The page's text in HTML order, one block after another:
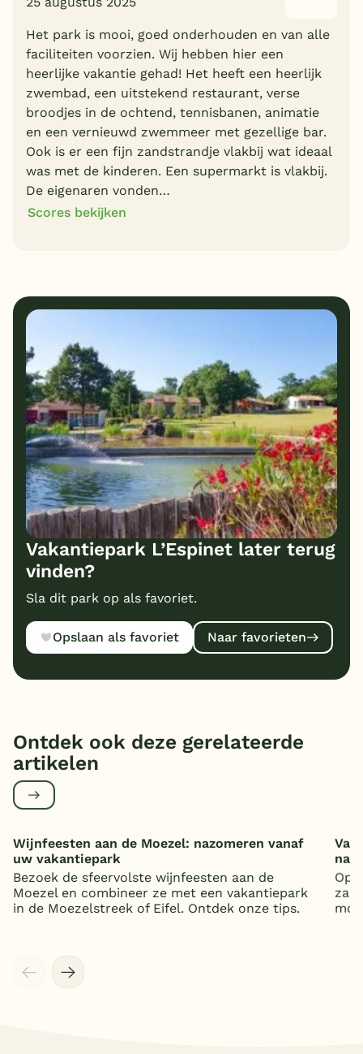
Het park is mooi, goed onderhouden en van alle
faciliteiten voorzien. Wij hebben hier een
heerlijke vakantie gehad! Het heeft een heerlijk
zwembad, een uitstekend restaurant, verse
broodjes in de ochtend, tennisbanen, animatie
en een vernieuwd zwemmeer met gezellige bar.
Ook is er een fijn zandstrandje vlakbij wat ideaal
was met de kinderen. Een supermarkt is vlakbij.
De eigenaren vonden…
Scores bekijken
Prijs/kwaliteit
Vakantiepark L’Espinet later terug
vinden?
Sla dit park op als favoriet.
Opslaan als favoriet Naar favorieten
Ontdek ook deze gerelateerde
artikelen
Wijnfeesten aan de Moezel: nazomeren vanaf
uw vakantiepark
Bezoek de sfeervolste wijnfeesten aan de
Moezel en combineer ze met een vakantiepark
in de Moezelstreek of Eifel. Ontdek onze tips.
Op